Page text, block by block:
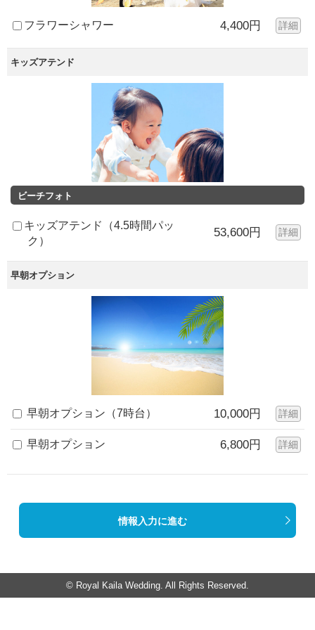
フラワーシャワー 4,400円 詳細
キッズアテンド
ビーチフォト
キッズアテンド（4.5時間パッ
ク）
53,600円 詳細
早朝オプション
早朝オプション（7時台） 10,000円 詳細
早朝オプション 6,800円 詳細
情報入力に進む
© Royal Kaila Wedding. All Rights Reserved.